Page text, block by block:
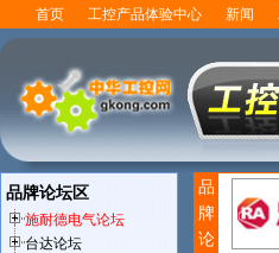
首页 工控产品体验中心 新闻
品牌论坛区
施耐德电气论坛
台达论坛
品
牌
论